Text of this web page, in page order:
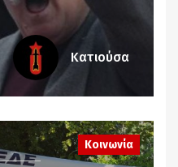
Κατιούσα
Κοινωνία